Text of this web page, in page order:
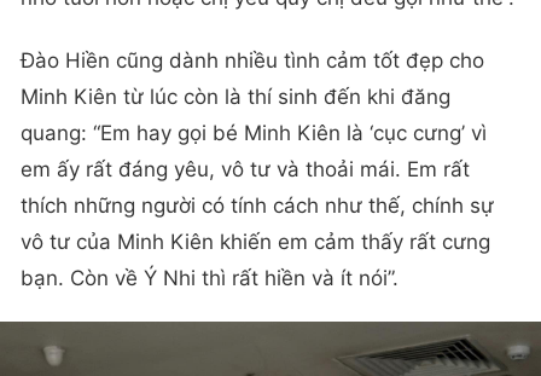
Đào Hiền cũng dành nhiều tình cảm tốt đẹp cho
Minh Kiên từ lúc còn là thí sinh đến khi đăng
quang: “Em hay gọi bé Minh Kiên là ‘cục cưng’ vì
em ấy rất đáng yêu, vô tư và thoải mái. Em rất
thích những người có tính cách như thế, chính sự
vô tư của Minh Kiên khiến em cảm thấy rất cưng
bạn. Còn về Ý Nhi thì rất hiền và ít nói”.